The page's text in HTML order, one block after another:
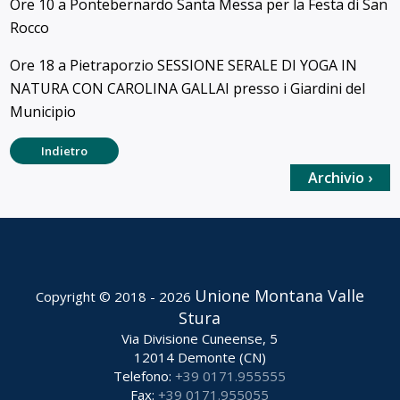
Ore 10 a Pontebernardo Santa Messa per la Festa di San
Rocco
Ore 18 a Pietraporzio SESSIONE SERALE DI YOGA IN
NATURA CON CAROLINA GALLAI presso i Giardini del
Municipio
Indietro
Archivio ›
Copyright © 2018 - 2026 Unione Montana Valle
Stura
Via Divisione Cuneense, 5
12014 Demonte (CN)
Telefono:+39 0171.955555
Fax:+39 0171.955055